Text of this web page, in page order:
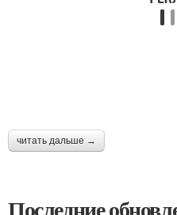
читать дальше →